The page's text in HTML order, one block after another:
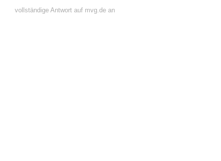
vollständige Antwort auf mvg.de an